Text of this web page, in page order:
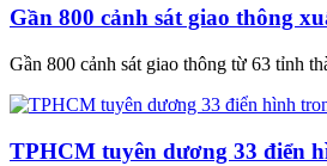
Gần 800 cảnh sát giao thông
Gần 800 cảnh sát giao thông từ 63 tỉnh
TPHCM tuyên dương 33 điển